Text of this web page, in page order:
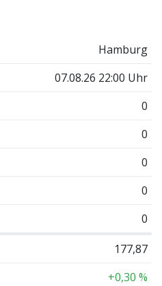
Hamburg
07.08.26 22:00 Uhr
0
0
0
0
0
177,87
+0,30 %